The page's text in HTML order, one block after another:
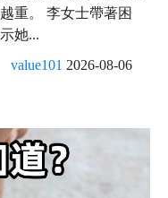
重。 李女士帶著困
她...
value101 2026-08-06